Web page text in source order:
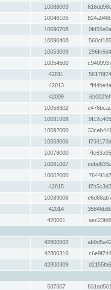
10088003
10046105
10090708
10090408
10053009
10054500
42011
42013
42009
10056302
10091008
10092000
10068006
10078000
10061007
10062000
42015
10089006
42014
420061
42800502
42800310
42800309
587507